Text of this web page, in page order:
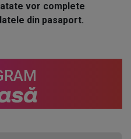
vor complete
din pasaport.